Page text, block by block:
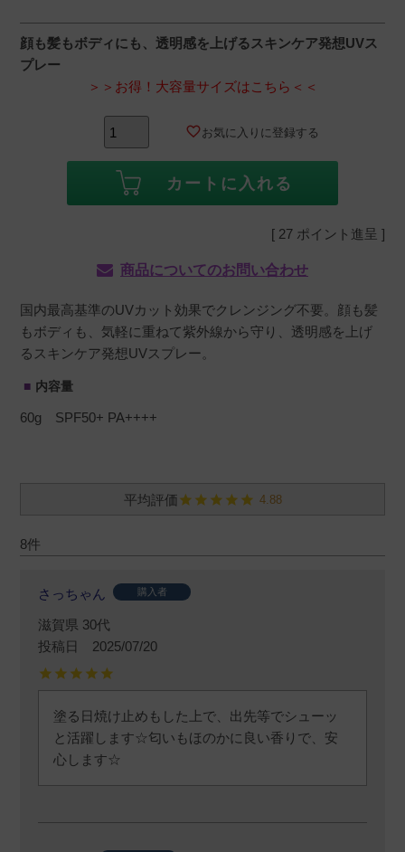
顔も髪もボディにも、透明感を上げるスキンケア発想UVス
プレー
＞＞お得！大容量サイズはこちら＜＜
お気に入りに登録する
カートに入れる
[ 27 ポイント進呈 ]
商品についてのお問い合わせ
国内最高基準のUVカット効果でクレンジング不要。顔も髪
もボディも、気軽に重ねて紫外線から守り、透明感を上げ
るスキンケア発想UVスプレー。
内容量
60g SPF50+ PA++++
4.88
8
さっちゃん 購入者
滋賀県 30代
投稿日
2025/07/20
塗る日焼け止めもした上で、出先等でシューッ
と活躍します☆匂いもほのかに良い香りで、安
心します☆